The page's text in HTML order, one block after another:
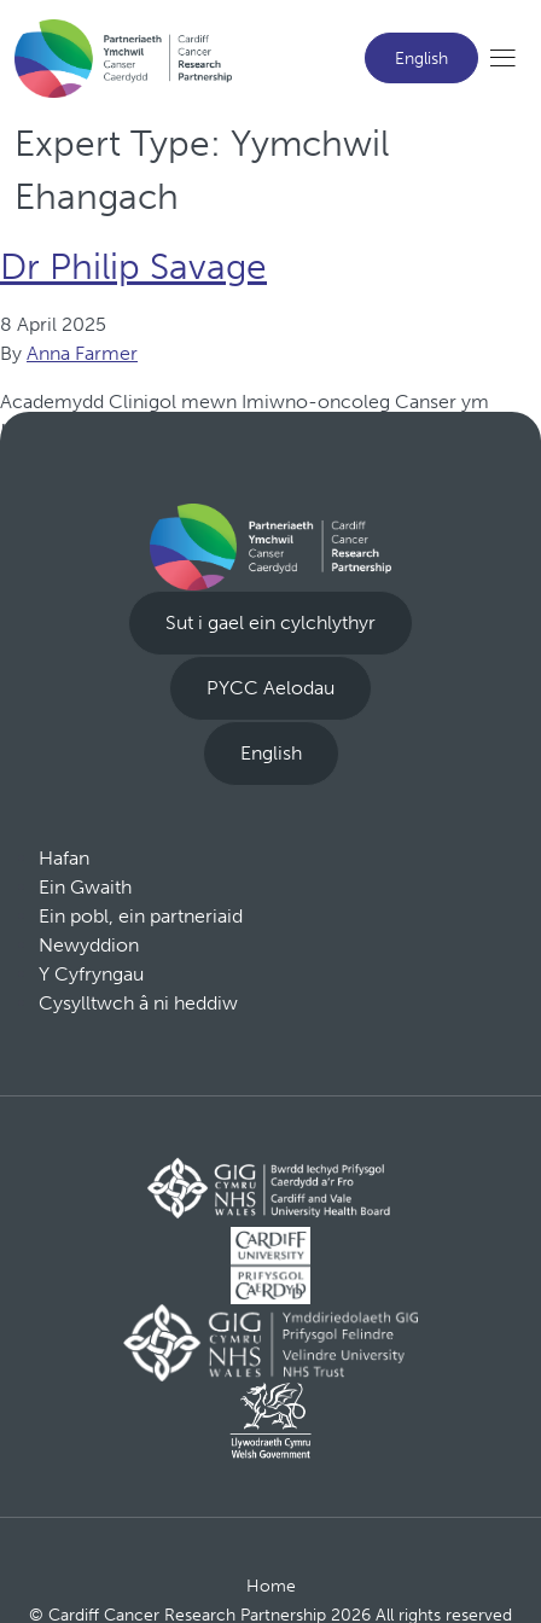
English
Expert Type: Yymchwil
Ehangach
Dr Philip Savage
8 April 2025
By Anna Farmer
Academydd Clinigol mewn Imiwno-oncoleg Canser ym
Mhrifysgol Caerdydd.
Sut i gael ein cylchlythyr
PYCC Aelodau
English
Hafan
Ein Gwaith
Ein pobl, ein partneriaid
Newyddion
Y Cyfryngau
Cysylltwch â ni heddiw
Home
© Cardiff Cancer Research Partnership 2026 All rights reserved